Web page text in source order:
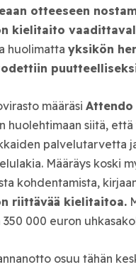
otteeseen
kielitaito
huolimatta yksikön
määräsi
huolehtimaan siitä,
palvelutarvetta
Määräys koski
kohdentamista,
riittävää kielitaitoa.
000 euron
osuu tähän